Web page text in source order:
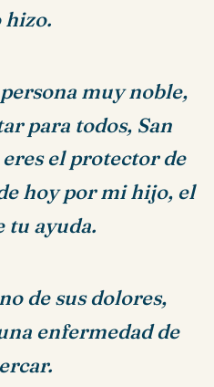
persona muy noble,
para todos, San
el protector de
hoy por mi hijo, el
tu ayuda.
de sus dolores,
enfermedad de